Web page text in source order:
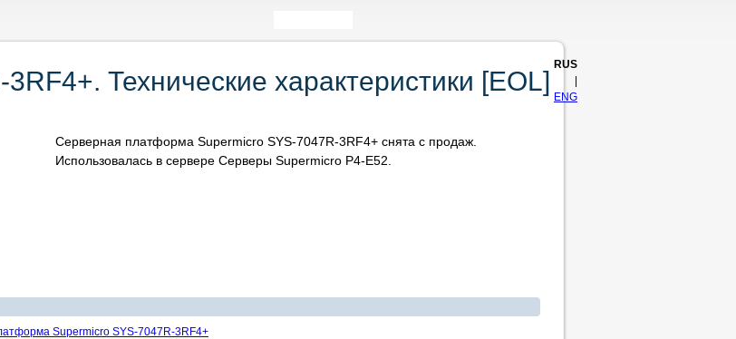
Технические характеристики [EOL]
RUS
ENG
Серверная платформа Supermicro SYS-7047R-3RF4+ снята с продаж.
Использовалась в сервере Серверы Supermicro P4-E52.
Supermicro SYS-7047R-3RF4+